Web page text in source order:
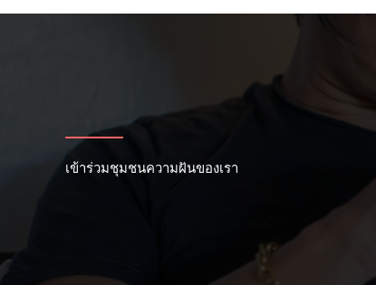
เข้าร่วมชุมชนความฝันของเรา